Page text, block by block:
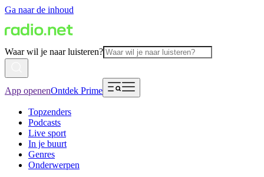
Ga naar de inhoud
Waar wil je naar luisteren?
App openenOntdek Prime
Topzenders
Podcasts
Live sport
In je buurt
Genres
Onderwerpen